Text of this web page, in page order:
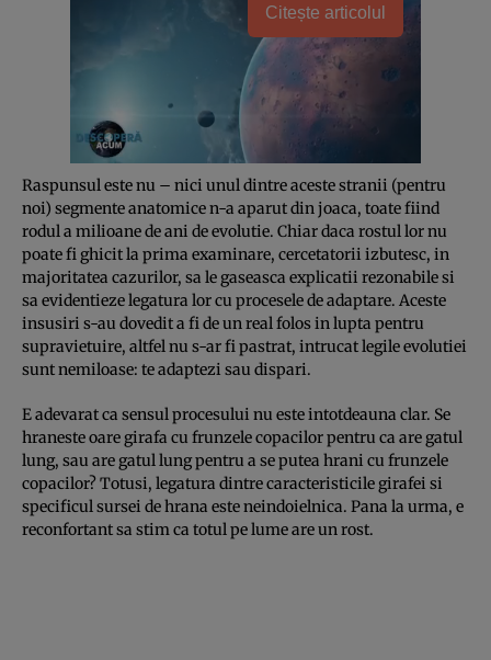
Citește articolul
Raspunsul este nu – nici unul dintre aceste stranii (pentru
noi) segmente anatomice n-a aparut din joaca, toate fiind
rodul a milioane de ani de evolutie. Chiar daca rostul lor nu
poate fi ghicit la prima examinare, cercetatorii izbutesc, in
majoritatea cazurilor, sa le gaseasca explicatii rezonabile si
sa evidentieze legatura lor cu procesele de adaptare. Aceste
insusiri s-au dovedit a fi de un real folos in lupta pentru
supravietuire, altfel nu s-ar fi pastrat, intrucat legile evolutiei
sunt nemiloase: te adaptezi sau dispari.
E adevarat ca sensul procesului nu este intotdeauna clar. Se
hraneste oare girafa cu frunzele copacilor pentru ca are gatul
lung, sau are gatul lung pentru a se putea hrani cu frunzele
copacilor? Totusi, legatura dintre caracteristicile girafei si
specificul sursei de hrana este neindoielnica. Pana la urma, e
reconfortant sa stim ca totul pe lume are un rost.